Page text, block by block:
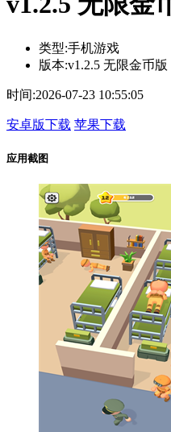
类型:手机游戏
版本:v1.2.5 无限金币版
时间:2026-07-23 10:55:05
安卓版下载 苹果下载
应用截图